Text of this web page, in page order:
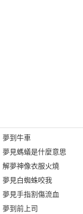
夢到牛車
夢見螞蟻是什麼意思
解夢神像衣服火燒
夢見白蜘蛛咬我
夢見手指割傷流血
夢到前上司